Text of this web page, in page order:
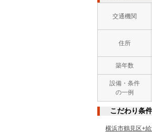
交通機関
住所
築年数
設備・条件
の一例
こだわり条
横浜市鶴見区+